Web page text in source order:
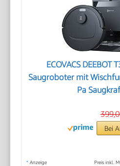
ECOVACS DEEBOT
Saugroboter mit
Pa
Bei
* Anzeige Preis inkl.